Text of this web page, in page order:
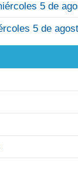
5 de
5 de